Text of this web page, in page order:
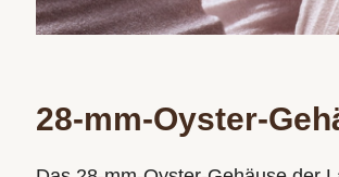
28-mm-Oyster-